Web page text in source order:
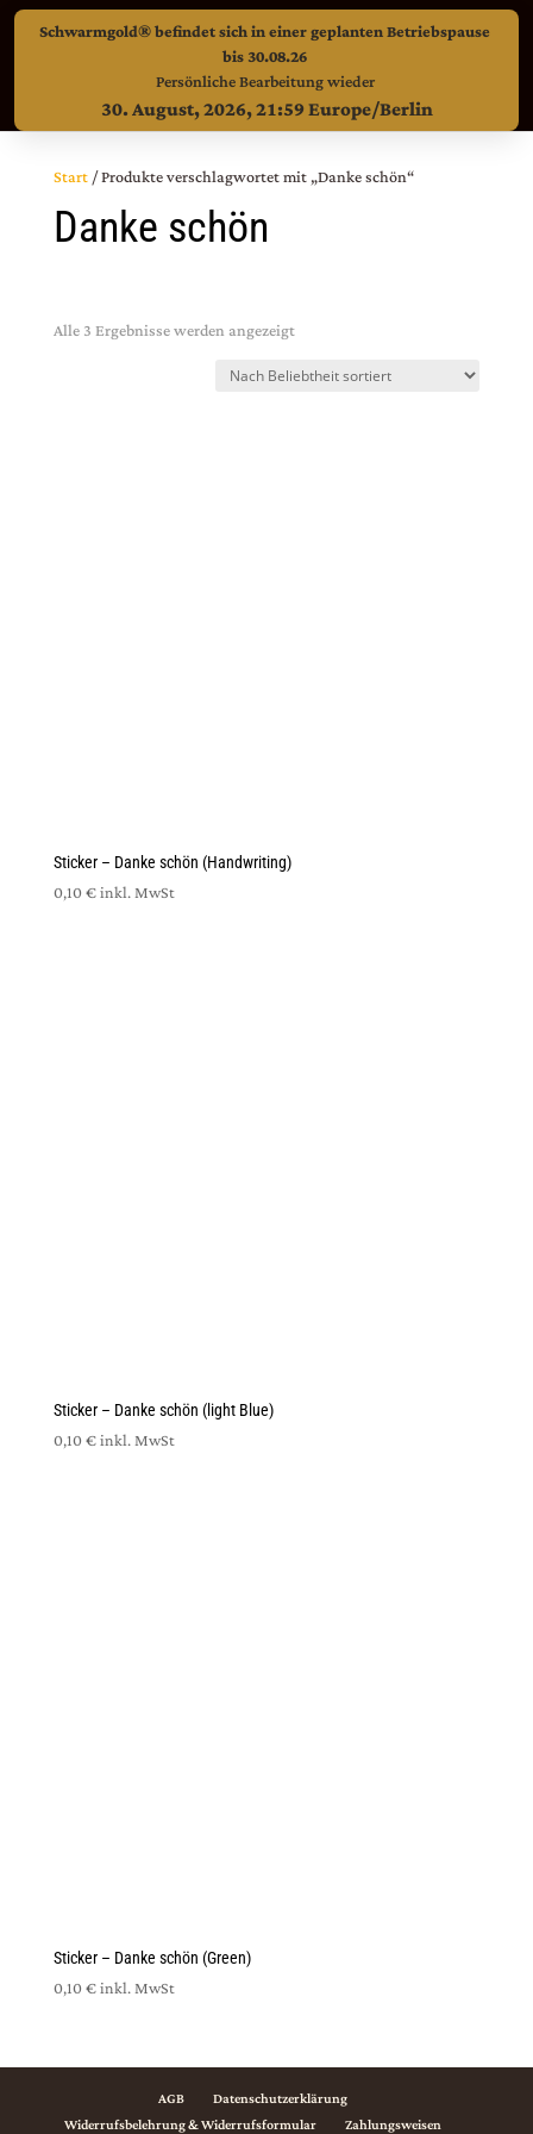
Schwarmgold® befindet sich in einer geplanten Betriebspause
bis 30.08.26
Persönliche Bearbeitung wieder
30. August, 2026, 21:59 Europe/Berlin
Start/ Produkte verschlagwortet mit „Danke schön“
Danke schön
Alle 3 Ergebnisse werden angezeigtNach Beliebtheit sortiert
Sticker – Danke schön (Handwriting)
0,10 € inkl. MwSt
Sticker – Danke schön (light Blue)
0,10 € inkl. MwSt
Sticker – Danke schön (Green)
0,10 € inkl. MwSt
AGB
Datenschutzerklärung
Widerrufsbelehrung & Widerrufsformular
Zahlungsweisen